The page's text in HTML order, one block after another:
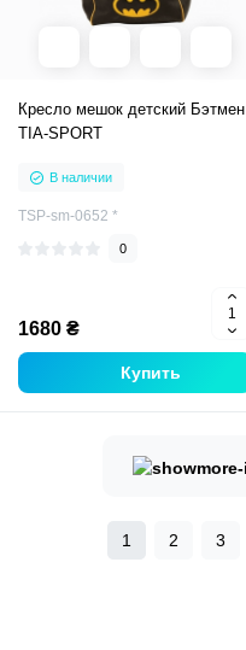
Кресло мешок детский Бэтмен
TIA-SPORT
В наличии
TSP-sm-0652 *
0
1680 ₴
Купить
1 2 3